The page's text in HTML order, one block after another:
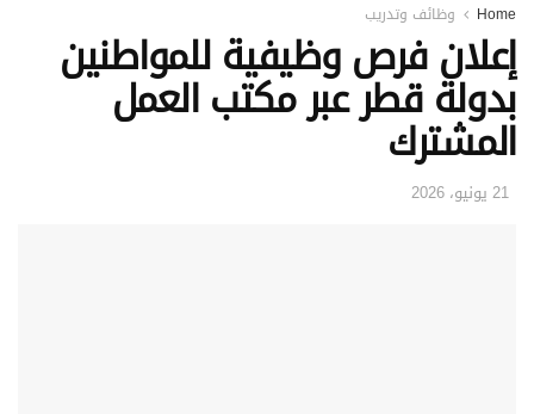
Home وظائف وتدريب
إعلان فرص وظيفية للمواطنين
بدولة قطر عبر مكتب العمل
المشترك
21 يونيو، 2026